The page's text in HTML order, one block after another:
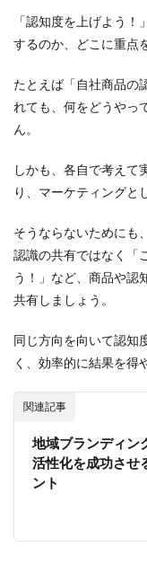
「認知度を上げよう
するのか、どこに重点
たとえば「自社商品の
れても、何をどうやっ
ん。
しかも、各自で考えて
り、マーケティングと
そうならないためにも
認識の共有ではなく「
う！」など、商品や認
共有しましょう。
同じ方向を向いて認知
く、効率的に結果を得
関連記事
地域ブランディン
活性化を成功させ
ント